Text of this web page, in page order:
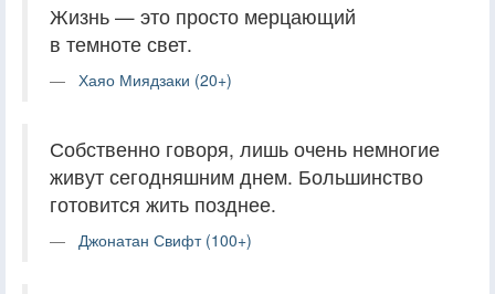
Жизнь — это просто мерцающий
в темноте свет.
Хаяо Миядзаки (20+)
Собственно говоря, лишь очень немногие
живут сегодняшним днем. Большинство
готовится жить позднее.
Джонатан Свифт (100+)